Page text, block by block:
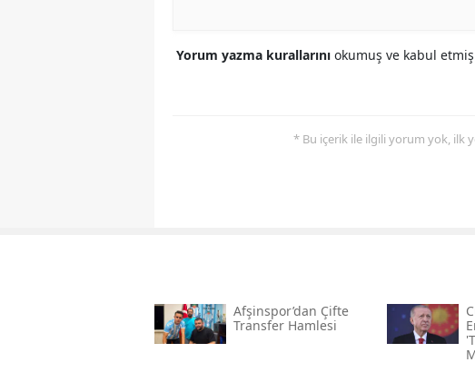
Yorum yazma kurallarını okumuş ve kabul etmiş
* Bu içerik ile ilgili yorum yok, ilk
Afşinspor’dan Çifte
Transfer Hamlesi